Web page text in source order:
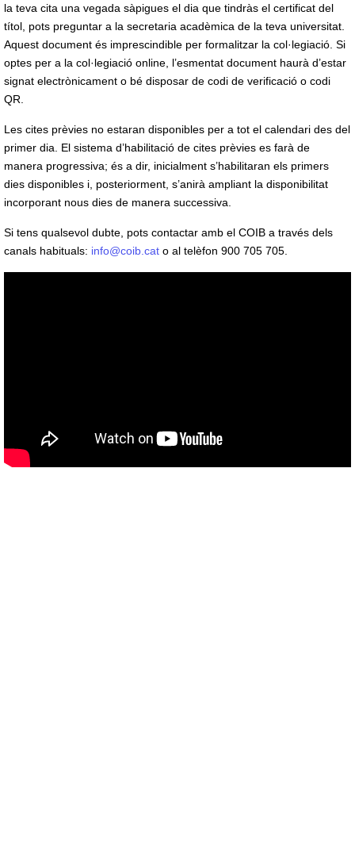
la teva cita una vegada sàpigues el dia que tindràs el certificat del
títol, pots preguntar a la secretaria acadèmica de la teva universitat.
Aquest document és imprescindible per formalitzar la col·legiació. Si
optes per a la col·legiació online, l’esmentat document haurà d’estar
signat electrònicament o bé disposar de codi de verificació o codi
QR.
Les cites prèvies no estaran disponibles per a tot el calendari des del
primer dia. El sistema d’habilitació de cites prèvies es farà de
manera progressiva; és a dir, inicialment s’habilitaran els primers
dies disponibles i, posteriorment, s’anirà ampliant la disponibilitat
incorporant nous dies de manera successiva.
Si tens qualsevol dubte, pots contactar amb el COIB a través dels
canals habituals: info@coib.cat o al telèfon 900 705 705.